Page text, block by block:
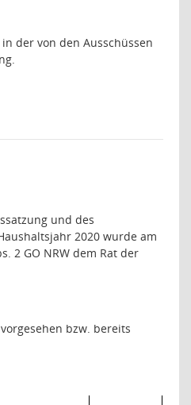
der von den Ausschüssen
und des
2020 wurde am
2 GO NRW dem Rat der
bzw. bereits